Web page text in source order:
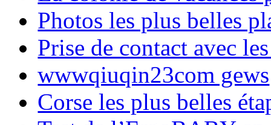
Photos les plus belles
Prise de contact avec
wwwqiuqin23com gews
Corse les plus belles